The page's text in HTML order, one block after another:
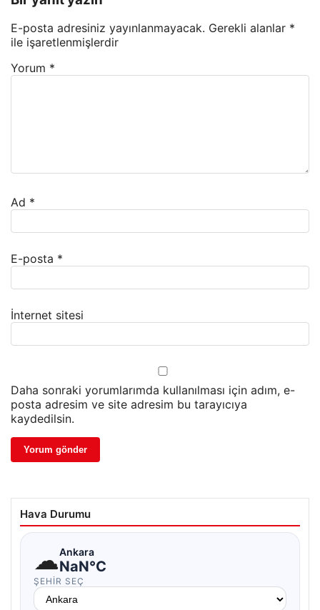
E-posta adresiniz yayınlanmayacak. Gerekli alanlar *
ile işaretlenmişlerdir
Yorum *
Ad *
E-posta *
İnternet sitesi
Daha sonraki yorumlarımda kullanılması için adım, e-
posta adresim ve site adresim bu tarayıcıya
kaydedilsin.
Hava Durumu
☁Ankara
NaN°C
ŞEHIR SEÇ